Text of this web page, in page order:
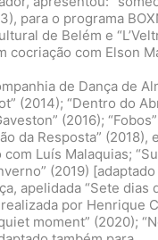
para o programa
de Belém e
cocriação com Elson
de Dança de
(2014); “Dentro do
(2016);
da Resposta” (2018),
Luís Malaquias;
(2019)
apelidada “Sete dias
por Henrique
moment” (2020);